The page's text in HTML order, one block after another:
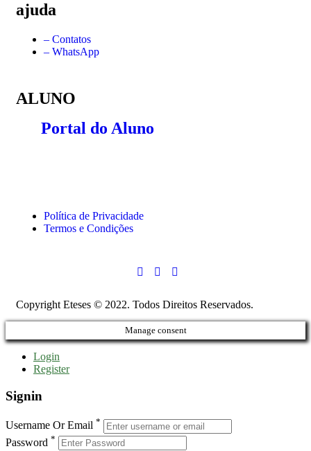
ajuda
– Contatos
– WhatsApp
ALUNO
Portal do Aluno
Política de Privacidade
Termos e Condições
Copyright Eteses © 2022. Todos Direitos Reservados.
Manage consent
Login
Register
Signin
Username Or Email *
Password *